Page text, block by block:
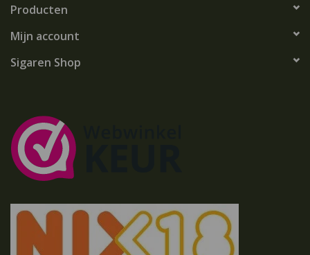
Producten
Mijn account
Sigaren Shop